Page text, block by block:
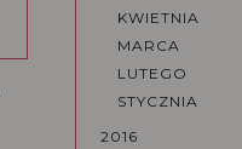
KWIETNIA
MARCA
LUTEGO
STYCZNIA
2016